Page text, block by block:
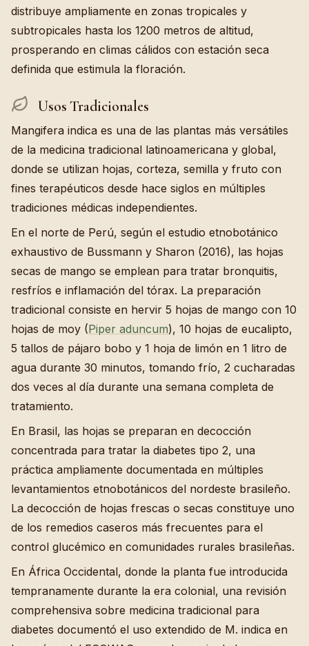
distribuye ampliamente en zonas tropicales y
subtropicales hasta los 1200 metros de altitud,
prosperando en climas cálidos con estación seca
definida que estimula la floración.
Usos Tradicionales
Mangifera indica es una de las plantas más versátiles
de la medicina tradicional latinoamericana y global,
donde se utilizan hojas, corteza, semilla y fruto con
fines terapéuticos desde hace siglos en múltiples
tradiciones médicas independientes.
En el norte de Perú, según el estudio etnobotánico
exhaustivo de Bussmann y Sharon (2016), las hojas
secas de mango se emplean para tratar bronquitis,
resfríos e inflamación del tórax. La preparación
tradicional consiste en hervir 5 hojas de mango con 10
hojas de moy (Piper aduncum), 10 hojas de eucalipto,
5 tallos de pájaro bobo y 1 hoja de limón en 1 litro de
agua durante 30 minutos, tomando frío, 2 cucharadas
dos veces al día durante una semana completa de
tratamiento.
En Brasil, las hojas se preparan en decocción
concentrada para tratar la diabetes tipo 2, una
práctica ampliamente documentada en múltiples
levantamientos etnobotánicos del nordeste brasileño.
La decocción de hojas frescas o secas constituye uno
de los remedios caseros más frecuentes para el
control glucémico en comunidades rurales brasileñas.
En África Occidental, donde la planta fue introducida
tempranamente durante la era colonial, una revisión
comprehensiva sobre medicina tradicional para
diabetes documentó el uso extendido de M. indica en